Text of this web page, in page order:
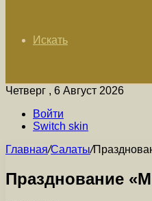
Искать
Четверг , 6 Август 2026
Войти
Switch skin
Главная/Салаты/
Празднование